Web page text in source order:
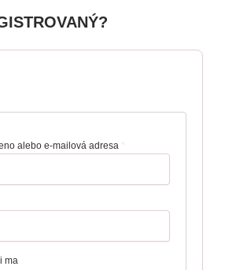
alebo e-mailová adresa *
ma